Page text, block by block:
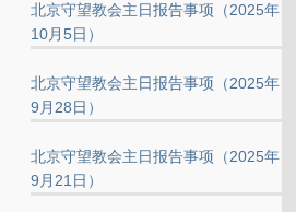
北京守望教会主日报告事项（2025年
10月5日）
北京守望教会主日报告事项（2025年
9月28日）
北京守望教会主日报告事项（2025年
9月21日）